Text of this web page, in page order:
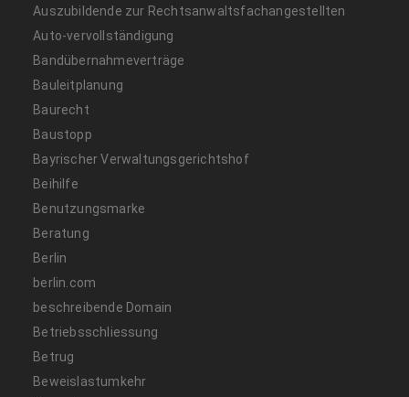
Auszubildende zur Rechtsanwaltsfachangestellten
Auto-vervollständigung
Bandübernahmeverträge
Bauleitplanung
Baurecht
Baustopp
Bayrischer Verwaltungsgerichtshof
Beihilfe
Benutzungsmarke
Beratung
Berlin
berlin.com
beschreibende Domain
Betriebsschliessung
Betrug
Beweislastumkehr